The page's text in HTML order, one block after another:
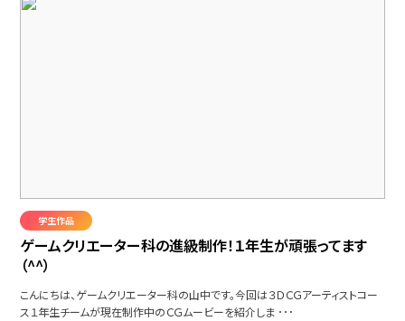
学生作品
ゲームクリエーター科の進級制作！１年生が頑張ってます
（^^）
こんにちは、ゲームクリエーター科の山中です。今回は３ＤＣＧアーティストコー
ス１年生チームが現在制作中のＣＧムービーを紹介しま ･･･